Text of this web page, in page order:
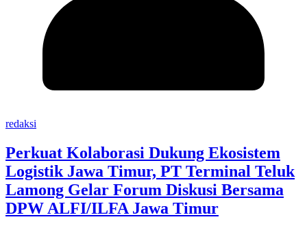
redaksi
Perkuat Kolaborasi Dukung Ekosistem
Logistik Jawa Timur, PT Terminal Teluk
Lamong Gelar Forum Diskusi Bersama
DPW ALFI/ILFA Jawa Timur